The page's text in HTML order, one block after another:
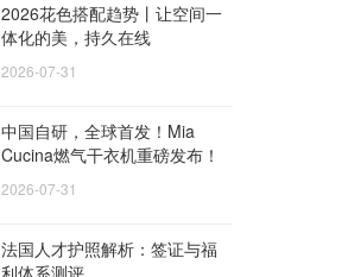
2026花色搭配趋势丨让空间一
体化的美，持久在线
2026-07-31
中国自研，全球首发！Mia
Cucina燃气干衣机重磅发布！
2026-07-31
法国人才护照解析：签证与福